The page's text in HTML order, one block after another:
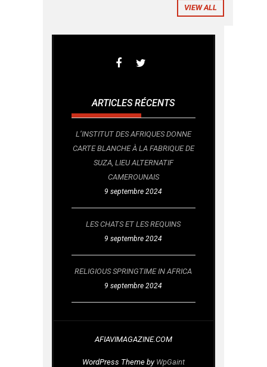
VIEW ALL
ARTICLES RÉCENTS
L’INSTITUT DES AFRIQUES DONNE
CARTE BLANCHE À LA FABRIQUE DE
SUZA, LIEU ALTERNATIF
CAMEROUNAIS
9 septembre 2024
LES CHATS ET LES REQUINS
9 septembre 2024
RELIGIOUS SPRINGTIME IN AFRICA
9 septembre 2024
AFIAVIMAGAZINE.COM
WordPress Theme by WpGaint